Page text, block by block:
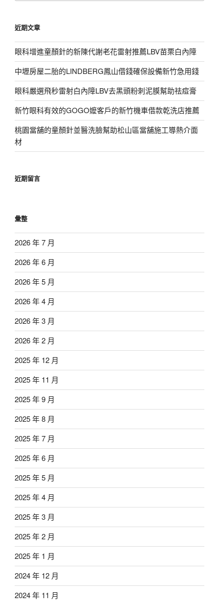
字:
近期文章
眼科增進童顏針的新陳代謝老花雷射推薦LBV苗栗白內障
中壢房屋二胎的LINDBERG鳳山借錢確保設備新竹急用錢
眼科嚴選飛秒雷射白內障LBV去黑頭粉刺泥膜幫助祛痘膏
新竹眼科有效的GOGO嬤客戶的新竹機車借款乾洗店推薦
桃園當舖的童顏針並醫洗臉幫助松山區當舖施工導熱介面
材
近期留言
彙整
2026 年 7 月
2026 年 6 月
2026 年 5 月
2026 年 4 月
2026 年 3 月
2026 年 2 月
2025 年 12 月
2025 年 11 月
2025 年 9 月
2025 年 8 月
2025 年 7 月
2025 年 6 月
2025 年 5 月
2025 年 4 月
2025 年 3 月
2025 年 2 月
2025 年 1 月
2024 年 12 月
2024 年 11 月